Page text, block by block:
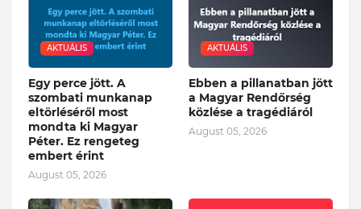
AKTUÁLIS
Egy perce jött. A
szombati munkanap
eltörléséről most
mondta ki Magyar
Péter. Ez rengeteg
embert érint
August 05, 2026
AKTUÁLIS
Ebben a pillanatban jött
a Magyar Rendőrség
közlése a tragédiáról
August 05, 2026